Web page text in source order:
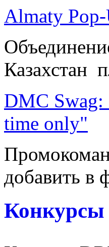
Almaty
Казахстан
DMC Swag:
time only"
добавить в
Конкурсы